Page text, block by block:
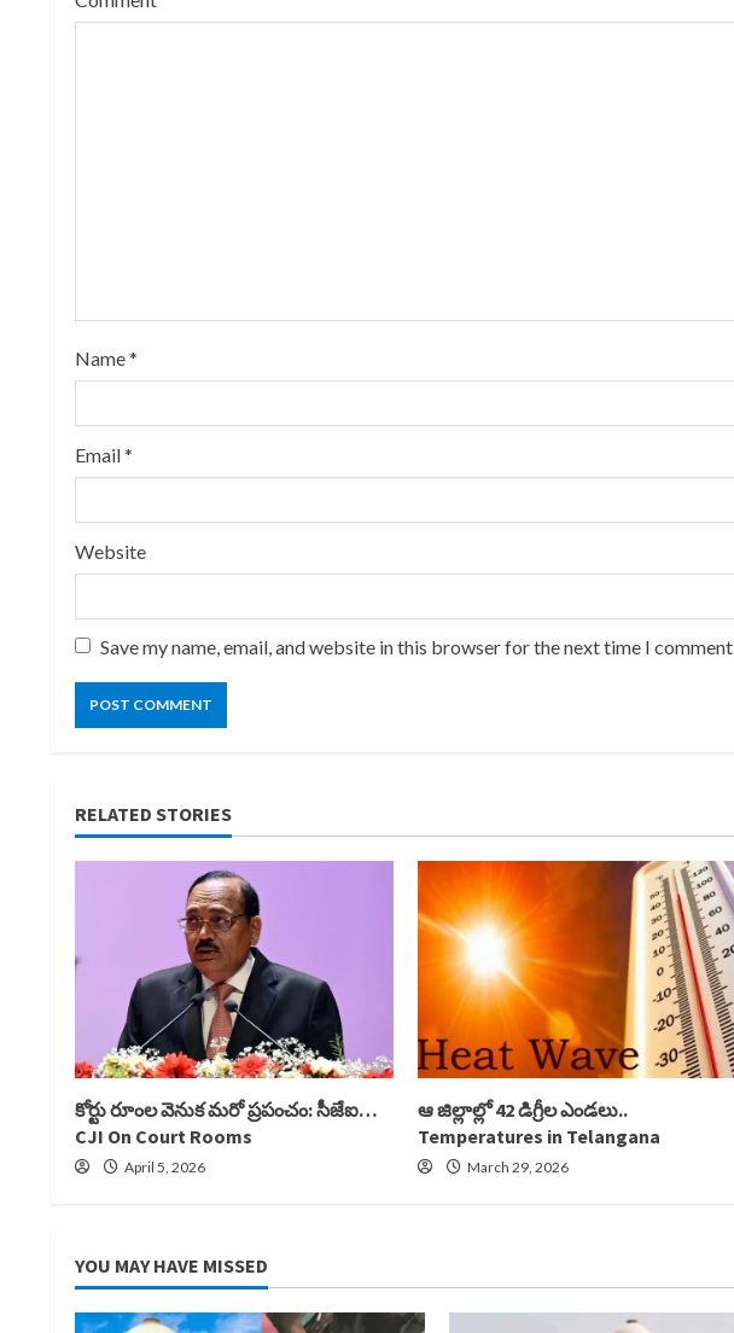
n
d
i
n
g
Name*
Email*
Website
Save my name, email, and website in this browser for the next time I comment.
RELATED STORIES
కోర్టు రూంల వెనుక మరో ప్రపంచం: సీజేఐ…
CJI On Court Rooms
April 5, 2026
ఆ జిల్లాల్లో 42 డిగ్రీల ఎండలు..
Temperatures in Telangana
March 29, 2026
YOU MAY HAVE MISSED